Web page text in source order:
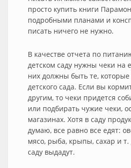
просто купить книги
подробными планами и
писать ничего не нужно.
В качестве отчета по
детском саду нужны чеки на
них должны быть те,
детского сада. Если вы
другим, то чеки придется
или подбирать чужие чеки,
магазинах. Хотя в саду
думаю, все равно все едят:
мясо, рыба, крыпы, сахар и
саду выдадут.